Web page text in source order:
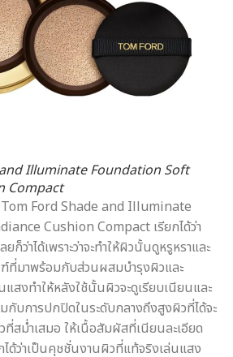
Illuminate Foundation Soft
Compact
Tom Ford Shade and Illuminate
Cushion Compact เรียกได้ว่า
ก็ว่าได้เพราะว่าจะทำให้ผิวนั้นดูหรูหราและ
มาพร้อมกับส่วนผสมบำรุงผิวและ
แสงทำให้หลังใช้นั้นผิวจะดูเรียบเนียนและ
บการปกปิดในระดับกลางถึงสูงผิวที่ได้จะ
สม่ำเสมอ ให้เนื้อสัมผัสที่เนียนละเอียด
ได้ว่าเป็นคุชชั่นงานผิวที่แท้จริงเล่นแสง